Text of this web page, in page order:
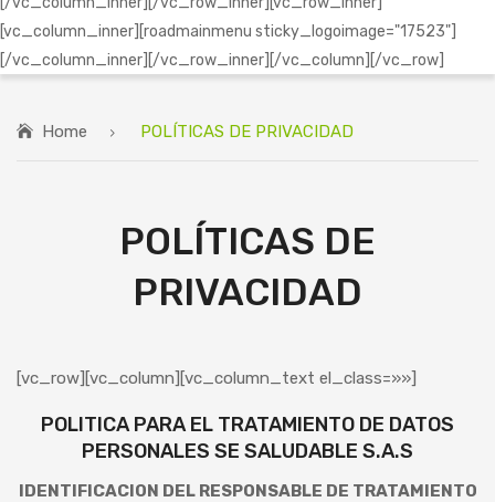
[vc_column_inner][roadmainmenu sticky_logoimage="17523"]
[/vc_column_inner][/vc_row_inner][/vc_column][/vc_row]
Home POLÍTICAS DE PRIVACIDAD
POLÍTICAS DE
PRIVACIDAD
[vc_row][vc_column][vc_column_text el_class=»»]
POLITICA PARA EL TRATAMIENTO DE DATOS
PERSONALES SE SALUDABLE S.A.S
IDENTIFICACION DEL RESPONSABLE DE TRATAMIENTO